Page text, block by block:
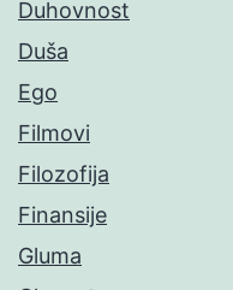
Duhovnost
Duša
Ego
Filmovi
Filozofija
Finansije
Gluma